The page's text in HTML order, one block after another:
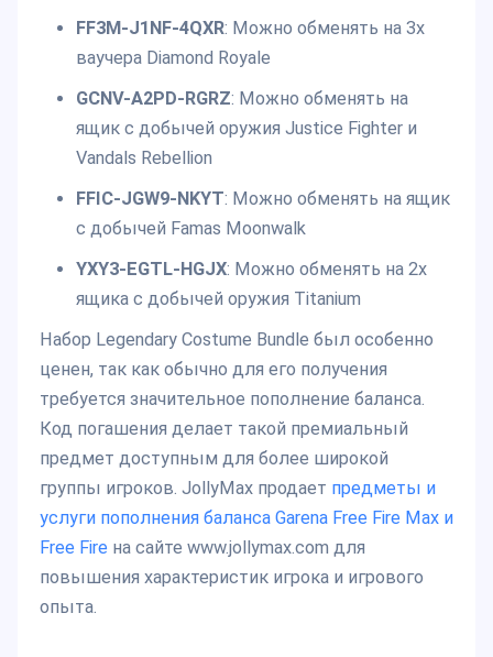
FF3M-J1NF-4QXR: Можно обменять на 3x
ваучера Diamond Royale
GCNV-A2PD-RGRZ: Можно обменять на
ящик с добычей оружия Justice Fighter и
Vandals Rebellion
FFIC-JGW9-NKYT: Можно обменять на ящик
с добычей Famas Moonwalk
YXY3-EGTL-HGJX: Можно обменять на 2x
ящика с добычей оружия Titanium
Набор Legendary Costume Bundle был особенно
ценен, так как обычно для его получения
требуется значительное пополнение баланса.
Код погашения делает такой премиальный
предмет доступным для более широкой
группы игроков. JollyMax продает предметы и
услуги пополнения баланса Garena Free Fire Max и
Free Fire на сайте www.jollymax.com для
повышения характеристик игрока и игрового
опыта.